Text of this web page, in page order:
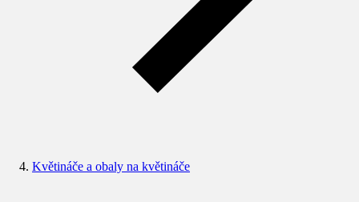
Květináče a obaly na květináče